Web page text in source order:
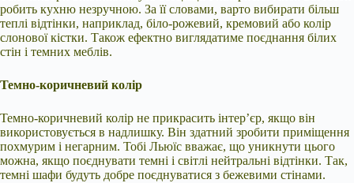
робить кухню незручною. За її словами, варто вибирати більш
теплі відтінки, наприклад, біло-рожевий, кремовий або колір
слонової кістки. Також ефектно виглядатиме поєднання білих
стін і темних меблів.
Темно-коричневий колір
Темно-коричневий колір не прикрасить інтер’єр, якщо він
використовується в надлишку. Він здатний зробити приміщення
похмурим і негарним. Тобі Льюїс вважає, що уникнути цього
можна, якщо поєднувати темні і світлі нейтральні відтінки. Так,
темні шафи будуть добре поєднуватися з бежевими стінами.